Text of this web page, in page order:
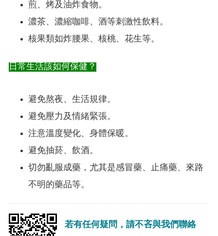
煎、烤及油炸食物。
濃茶、濃縮咖啡、酒等刺激性飲料。
核果類如炸腰果、核桃、花生等。
日常生活該如何保健？
避免熬夜、生活規律。
避免壓力及情緒緊張。
注意溫度變化、身體保暖。
避免抽菸、飲酒。
切勿亂服成藥，尤其是感冒藥、止痛藥、來路
不明的藥品等。
若有任何疑問，請不吝與我們聯絡